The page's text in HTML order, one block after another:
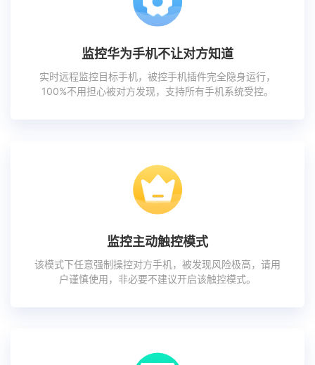
监控华为手机不让对方知道
实时远程监控目标手机，被控手机插件完全隐身运行，
100%不用担心被对方发现，支持所有手机系统受控。
监控主动触控模式
该模式下任意强制操控对方手机，被发现风险极高，请用
户谨慎使用，非必要不建议开启该触控模式。